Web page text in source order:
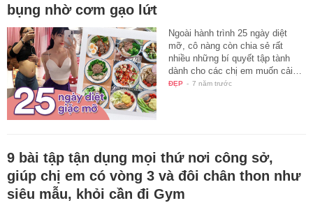
bụng nhờ cơm gạo lứt
Ngoài hành trình 25 ngày diệt
mỡ, cô nàng còn chia sẻ rất
nhiều những bí quyết tập tành
dành cho các chị em muốn cải…
ĐẸP - 7 năm trước
9 bài tập tận dụng mọi thứ nơi công sở,
giúp chị em có vòng 3 và đôi chân thon như
siêu mẫu, khỏi cần đi Gym